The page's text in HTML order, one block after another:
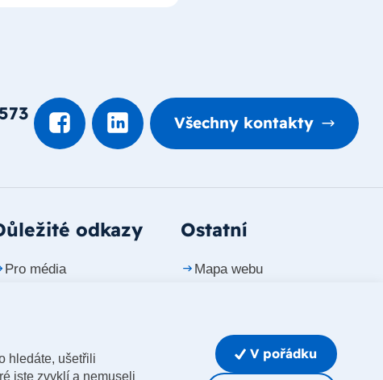
Všechny kontakty
odkazy
Pro média
Ostatní
Mapa webu
Whistleblowing
Upravit nastavení cookies
hledáte, ušetřili
jste zvyklí a nemuseli
V pořádku